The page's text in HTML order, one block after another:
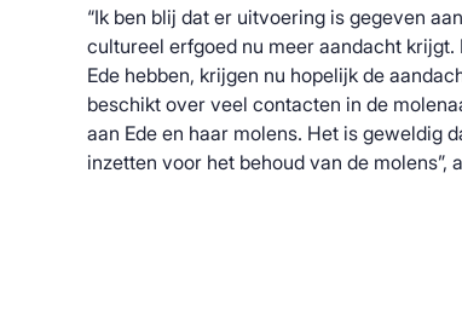
“Ik ben blij dat er uitvoering is gegeven
cultureel erfgoed nu meer aandacht
Ede hebben, krijgen nu hopelijk de
beschikt over veel contacten in de
aan Ede en haar molens. Het is geweldig
inzetten voor het behoud van de